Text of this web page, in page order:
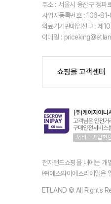
주소 : 서울시 용산구 청파
사업자등록번호 : 106-
의료기기판매업신고 : 제
이메일 :
쇼핑몰 고객센터
전자랜드쇼핑몰 내에는 개
㈜에스와이에스리테일은
ETLAND © All Rights